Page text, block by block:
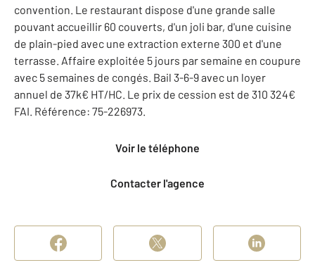
convention. Le restaurant dispose d'une grande salle
pouvant accueillir 60 couverts, d'un joli bar, d'une cuisine
de plain-pied avec une extraction externe 300 et d'une
terrasse. Affaire exploitée 5 jours par semaine en coupure
avec 5 semaines de congés. Bail 3-6-9 avec un loyer
annuel de 37k€ HT/HC. Le prix de cession est de 310 324€
FAI. Référence: 75-226973.
Voir le téléphone
Contacter l'agence